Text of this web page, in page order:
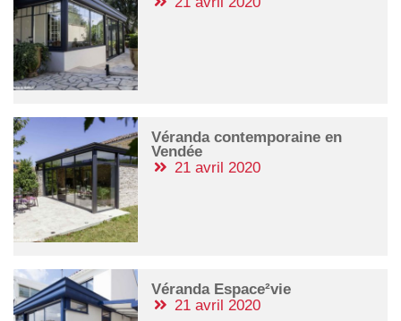
Véranda contemporaine en
Vendée
21 avril 2020
Véranda Espace²vie
21 avril 2020